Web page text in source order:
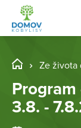
Ze života
3.8. -